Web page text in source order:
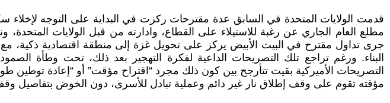
قدمت الولايات المتحدة في السابق عدة مقترحات ركزت في البداية على التوجه
مطلع العام الجاري عن رغبة للاستيلاء على القطاع، وادارته من قبل الولايات
جرى تداول مقترح في البيت الأبيض يركز على تحويل غزة إلى منطقة اقتصادية ذكية، مع
البناء. ورغم تراجع تلك التصريحات الداعية لفكرة التهجير بعد ذلك، تحت وطأة
التصريحات الأميركية بقيت تتأرجح بين كون ذلك مجرد “اقتراح مؤقت” أو “إعادة توطين
مؤقته تقوم على وقف إطلاق نار غير دائم وعملية تبادل للأسرى، دون الخوض بتفاصيل